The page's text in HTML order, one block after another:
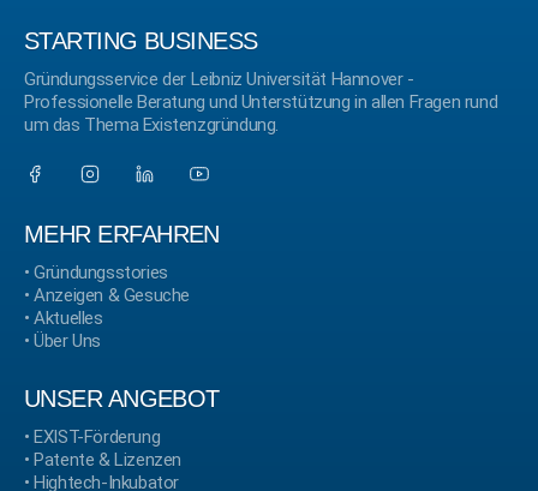
STARTING BUSINESS
Gründungsservice der Leibniz Universität Hannover -
Professionelle Beratung und Unterstützung in allen Fragen rund
um das Thema Existenzgründung.
MEHR ERFAHREN
•Gründungsstories
•Anzeigen & Gesuche
•Aktuelles
•Über Uns
UNSER ANGEBOT
•EXIST-Förderung
•Patente & Lizenzen
•Hightech-Inkubator